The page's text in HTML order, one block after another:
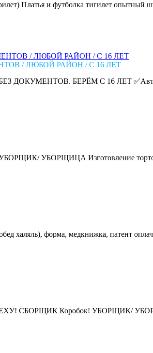
Платья и футболка тигилет опытный
/ ЛЮБОЙ РАЙОН / С 16 ЛЕТ
ДОКУМЕНТОВ. БЕРЁМ С 16 ЛЕТ ✅Авто:
УБОРЩИЦА Изготовление тортов
халяль), форма, медкнижка, патент
Коробок! УБОРЩИК/